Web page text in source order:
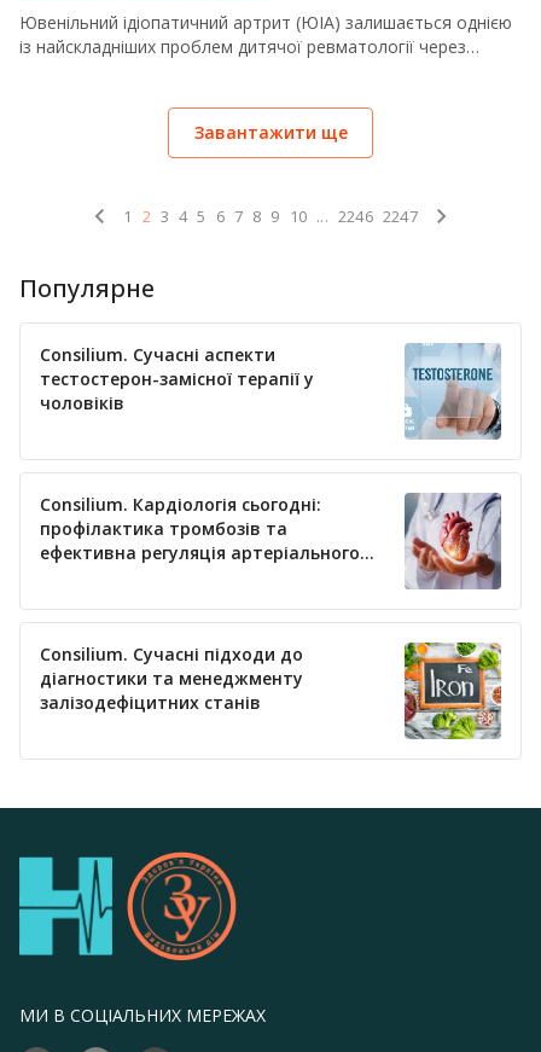
бази.
Ювенільний ідіопатичний артрит (ЮІА) залишається однією
із найскладніших проблем дитячої ревматології через
сучасні уявлення про патогенез ЮІА, роль сигнального
шляху JAK-STAT та перспективи застосування інгібітора
увагу приділено результатам клінічних спостережень
Завантажити ще
1 2 3 4 5 6 7 8 9 10 ... 2246 2247
Популярне
Consilium. Сучасні аспекти
тестостерон-замісної терапії у
чоловіків
Consilium. Кардіологія сьогодні:
профілактика тромбозів та
ефективна регуляція артеріального
Consilium. Сучасні підходи до
діагностики та менеджменту
залізодефіцитних станів
МИ В СОЦІАЛЬНИХ МЕРЕЖАХ